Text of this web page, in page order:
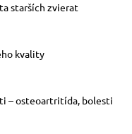
starších zvierat
kvality
– osteoartritída, bolesti